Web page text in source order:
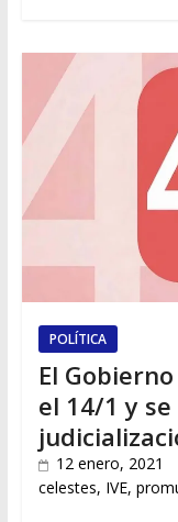
POLÍTICA
El
el 14/1 y
12 enero, 2021
celestes, IVE,